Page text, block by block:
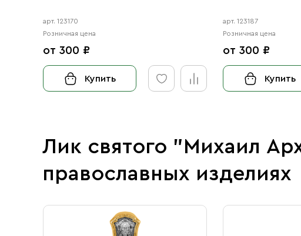
арт. 123170
Розничная цена
от 300 ₽
Купить
арт. 123187
Розничная цена
от 300 ₽
Купить
Лик святого "Михаил
православных изделиях